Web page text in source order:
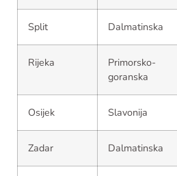
Split Dalmatinska
Rijeka
Primorsko-
goranska
Osijek Slavonija
Zadar Dalmatinska